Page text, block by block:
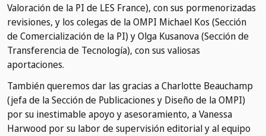
Valoración de la PI de LES France), con sus pormenorizadas
revisiones, y los colegas de la OMPI Michael Kos (Sección
de Comercialización de la PI) y Olga Kusanova (Sección de
Transferencia de Tecnología), con sus valiosas
aportaciones.
También queremos dar las gracias a Charlotte Beauchamp
(jefa de la Sección de Publicaciones y Diseño de la OMPI)
por su inestimable apoyo y asesoramiento, a Vanessa
Harwood por su labor de supervisión editorial y al equipo